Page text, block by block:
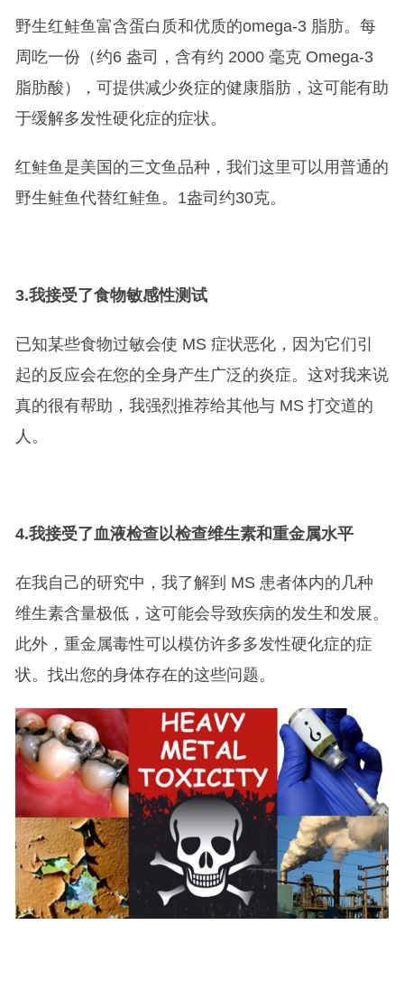
野生红鲑鱼富含蛋白质和优质的omega-3 脂肪。每
周吃一份（约6 盎司，含有约 2000 毫克 Omega-3
脂肪酸），可提供减少炎症的健康脂肪，这可能有助
于缓解多发性硬化症的症状。
红鲑鱼是美国的三文鱼品种，我们这里可以用普通的
野生鲑鱼代替红鲑鱼。1盎司约30克。
3.我接受了食物敏感性测试
已知某些食物过敏会使 MS 症状恶化，因为它们引
起的反应会在您的全身产生广泛的炎症。这对我来说
真的很有帮助，我强烈推荐给其他与 MS 打交道的
人。
4.我接受了血液检查以检查维生素和重金属水平
在我自己的研究中，我了解到 MS 患者体内的几种
维生素含量极低，这可能会导致疾病的发生和发展。
此外，重金属毒性可以模仿许多多发性硬化症的症
状。找出您的身体存在的这些问题。